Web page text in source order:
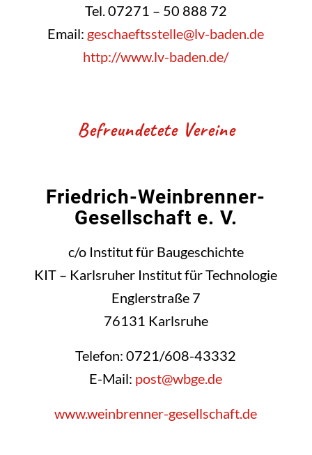
Tel. 07271 – 50 888 72
Email: geschaeftsstelle@lv-baden.de
http://www.lv-baden.de/
Befreundetete Vereine
Friedrich-Weinbrenner-
Gesellschaft e. V.
c/o Institut für Baugeschichte
KIT – Karlsruher Institut für Technologie
Englerstraße 7
76131 Karlsruhe
Telefon: 0721/608-43332
E-Mail: post@wbge.de
www.weinbrenner-gesellschaft.de